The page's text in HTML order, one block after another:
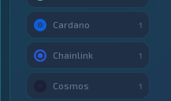
Cardano 1
Chainlink 1
Cosmos 1